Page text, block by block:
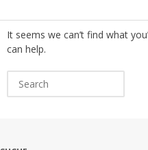
It seems we can’t find what
can help.
for: